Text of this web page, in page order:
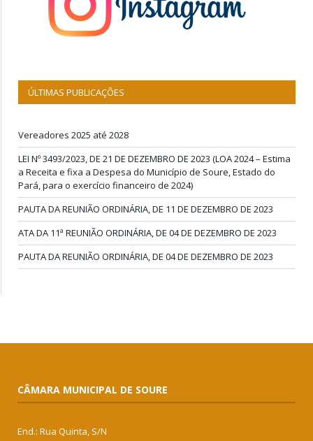
ÚLTIMAS PUBLICAÇÕES
Vereadores 2025 até 2028
LEI Nº 3493/2023, DE 21 DE DEZEMBRO DE 2023 (LOA 2024 – Estima
a Receita e fixa a Despesa do Município de Soure, Estado do
Pará, para o exercício financeiro de 2024)
PAUTA DA REUNIÃO ORDINÁRIA, DE 11 DE DEZEMBRO DE 2023
ATA DA 11ª REUNIÃO ORDINÁRIA, DE 04 DE DEZEMBRO DE 2023
PAUTA DA REUNIÃO ORDINÁRIA, DE 04 DE DEZEMBRO DE 2023
CÂMARA MUNICIPAL DE SOURE
End.: Rua Quinta, S/N